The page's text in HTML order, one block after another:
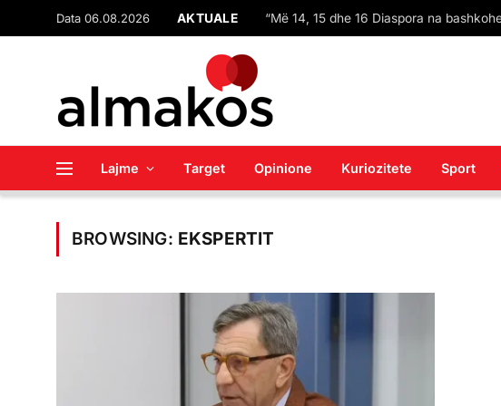
Data 06.08.2026 AKTUALE
Lajme Target Opinione Kuriozitete Sport
BROWSING: EKSPERTIT